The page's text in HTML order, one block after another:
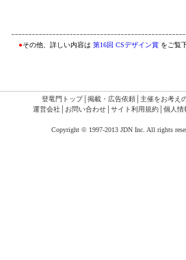
●その他、詳しい内容は 第16回 CSデザイン賞 をご覧
登竜門トップ│ 掲載・広告依頼
主催をお考え
運営会社│ お問い合わせ│ サイト利用規約│ 個人情
Copyright © 1997-2013 JDN Inc. All rights